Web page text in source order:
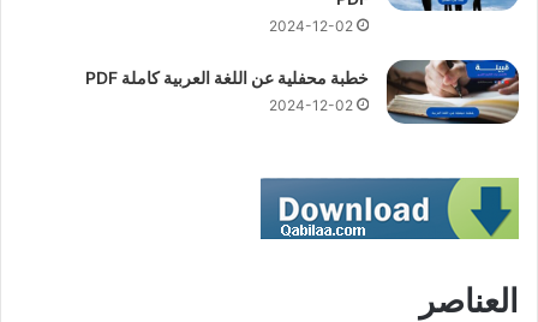
2024-12-02
خطبة محفلية عن اللغة العربية كاملة PDF
2024-12-02
العناصر